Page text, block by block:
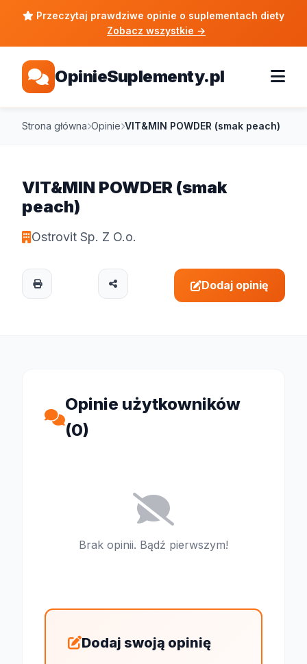
Przeczytaj prawdziwe opinie o suplementach diety
Zobacz wszystkie →
OpinieSuplementy.pl
Strona główna Opinie VIT&MIN POWDER (smak peach)
VIT&MIN POWDER (smak
peach)
Ostrovit Sp. Z O.o.
Dodaj opinię
Opinie użytkowników
(0)
Brak opinii. Bądź pierwszym!
Dodaj swoją opinię